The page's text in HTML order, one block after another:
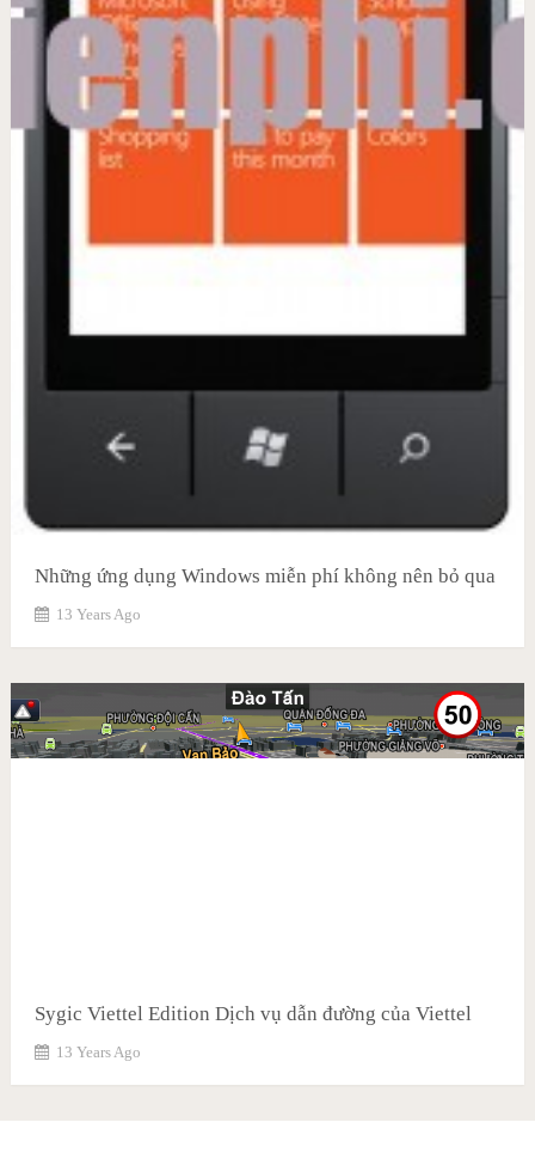
Những ứng dụng Windows miễn phí không nên bỏ qua
13 Years Ago
Sygic Viettel Edition Dịch vụ dẫn đường của Viettel
13 Years Ago